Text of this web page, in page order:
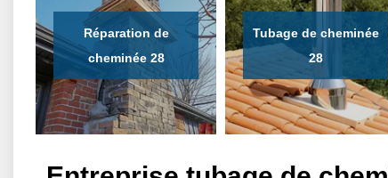
Réparation de
cheminée 28
Tubage de cheminée
28